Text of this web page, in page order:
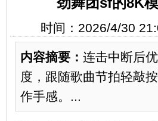
时间：2026/4/30
内容摘要： 连击中断后
度，跟随歌曲节拍轻敲
作手感。...